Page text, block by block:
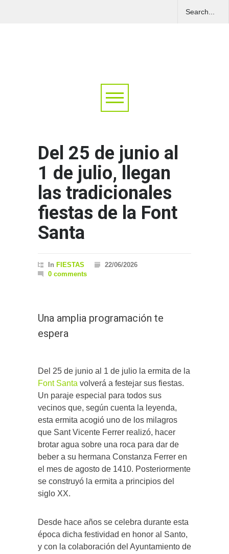
Del 25 de junio al
1 de julio, llegan
las tradicionales
fiestas de la Font
Santa
In FIESTAS
22/06/2026
0 comments
Una amplia programación te
espera
Del 25 de junio al 1 de julio la ermita de la
Font Santa volverá a festejar sus fiestas.
Un paraje especial para todos sus
vecinos que, según cuenta la leyenda,
esta ermita acogió uno de los milagros
que Sant Vicente Ferrer realizó, hacer
brotar agua sobre una roca para dar de
beber a su hermana Constanza Ferrer en
el mes de agosto de 1410. Posteriormente
se construyó la ermita a principios del
siglo XX.
Desde hace años se celebra durante esta
época dicha festividad en honor al Santo,
y con la colaboración del Ayuntamiento de